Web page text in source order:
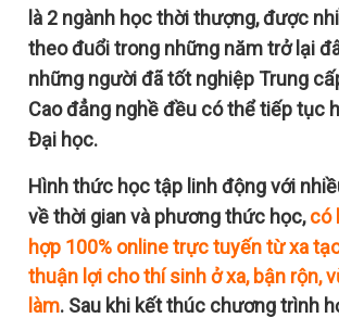
là 2 ngành học thời thượng, được
theo đuổi trong những năm trở lại
những người đã tốt nghiệp Trung
Cao đẳng nghề đều có thể tiếp tục
Đại học.
Hình thức học tập linh động với
về thời gian và phương thức học,có
hợp 100% online trực tuyến từ xa
thuận lợi cho thí sinh ở xa, bận rộn,
làm. Sau khi kết thúc chương trình